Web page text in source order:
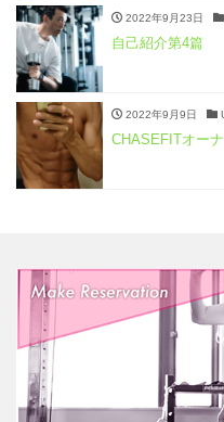
2022年9月23日
自己紹介第4篇
2022年9月9日
CHASEFITオー